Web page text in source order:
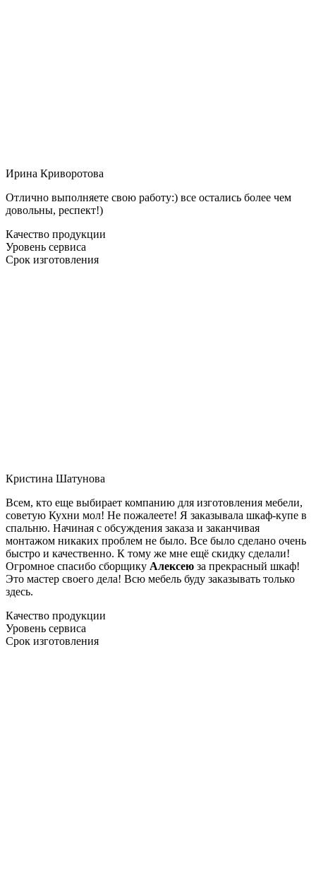
Ирина Криворотова
Отлично выполняете свою работу:) все остались более чем
довольны, респект!)
Качество продукции
Уровень сервиса
Срок изготовления
Кристина Шатунова
Всем, кто еще выбирает компанию для изготовления мебели,
советую Кухни мол! Не пожалеете! Я заказывала шкаф-купе в
спальню. Начиная с обсуждения заказа и заканчивая
монтажом никаких проблем не было. Все было сделано очень
быстро и качественно. К тому же мне ещё скидку сделали!
Огромное спасибо сборщику Алексею за прекрасный шкаф!
Это мастер своего дела! Всю мебель буду заказывать только
здесь.
Качество продукции
Уровень сервиса
Срок изготовления